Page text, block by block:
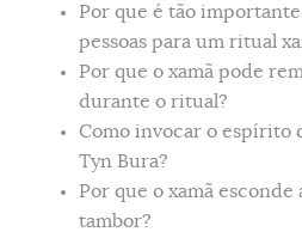
Por que é tão
pessoas para um ritual
Por que o xamã pode
durante o ritual?
Como invocar o espírito
Tyn Bura?
Por que o xamã esconde
tambor?